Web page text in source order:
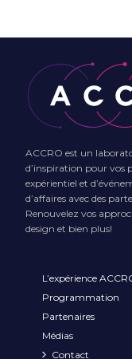
ACCRO est un
d’inspiration pour vos
expérientiel et
d’affaires avec des
Renouvelez vos
design et bien plus!
L’expérience
Programmation
Partenaires
Médias
Contact